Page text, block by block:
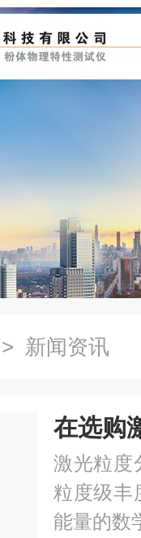
> 新闻资讯
激光粒度
粒度级丰
能量的数